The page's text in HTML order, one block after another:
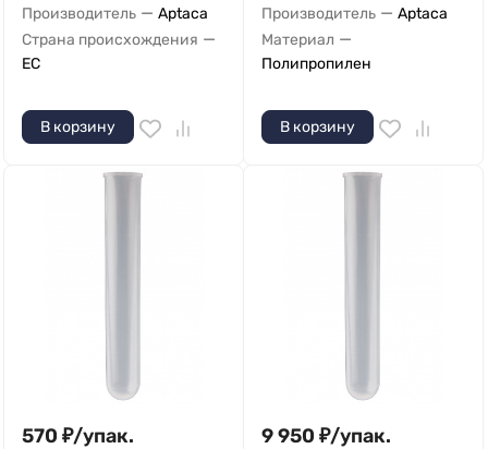
Производитель — Aptaca
Страна происхождения —
ЕС
В корзину
Производитель — Aptaca
Материал —
Полипропилен
В корзину
570 ₽/упак. 9 950 ₽/упак.